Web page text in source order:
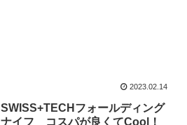
2023.02.14
SWISS+TECHフォールディング
ナイフ コスパが良くてCool！